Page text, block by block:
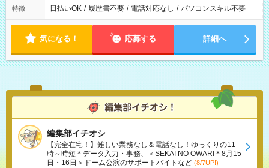
特徴 日払いOK / 履歴書不要 / 電話対応なし / パソコンスキル不要
気になる！ 応募する 詳細へ
編集部イチオシ
【完全在宅！】難しい業務なし＆電話なし！ゆっくりの11
時～時短＊データ入力・事務、＜SEKAI NO OWARI＊8月15
日・16日＞ドーム公演のサポートバイトなど (8/7UP!)